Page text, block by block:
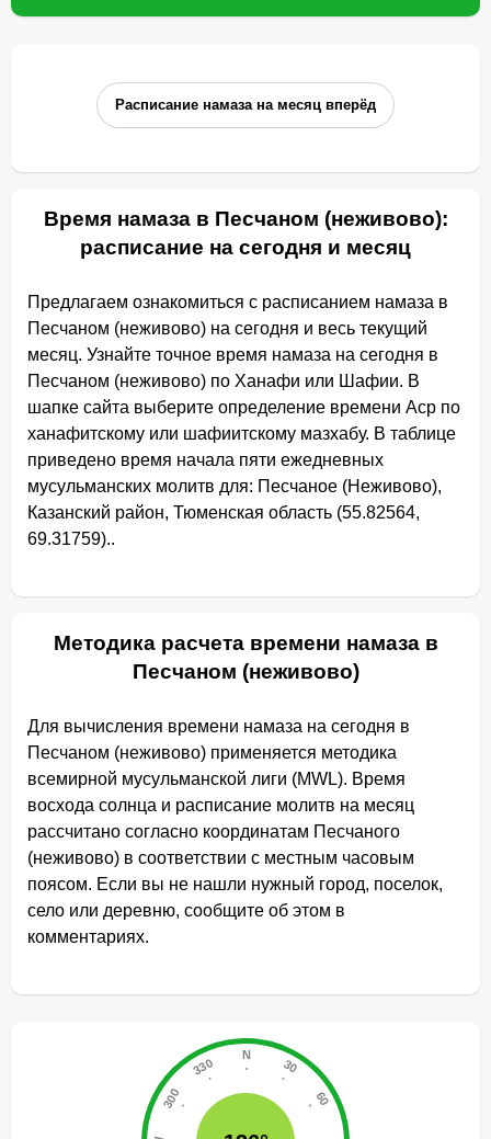
Расписание намаза на месяц вперёд
Время намаза в Песчаном (неживово):
расписание на сегодня и месяц
Предлагаем ознакомиться с расписанием намаза в
Песчаном (неживово) на сегодня и весь текущий
месяц. Узнайте точное время намаза на сегодня в
Песчаном (неживово) по Ханафи или Шафии. В
шапке сайта выберите определение времени Аср по
ханафитскому или шафиитскому мазхабу. В таблице
приведено время начала пяти ежедневных
мусульманских молитв для: Песчаное (Неживово),
Казанский район, Тюменская область (55.82564,
69.31759)..
Методика расчета времени намаза в
Песчаном (неживово)
Для вычисления времени намаза на сегодня в
Песчаном (неживово) применяется методика
всемирной мусульманской лиги (MWL). Время
восхода солнца и расписание молитв на месяц
рассчитано согласно координатам Песчаного
(неживово) в соответствии с местным часовым
поясом. Если вы не нашли нужный город, поселок,
село или деревню, сообщите об этом в
комментариях.